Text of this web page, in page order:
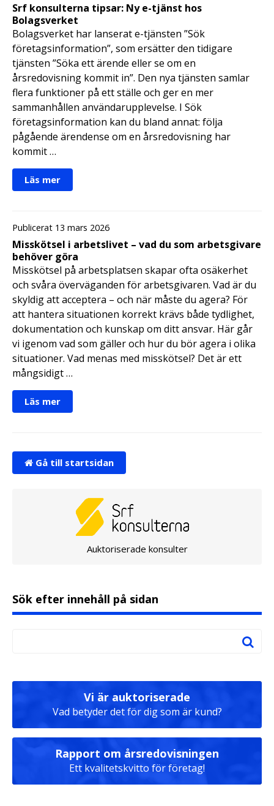
Srf konsulterna tipsar: Ny e-tjänst hos
Bolagsverket
Bolagsverket har lanserat e-tjänsten ”Sök
företagsinformation”, som ersätter den tidigare
tjänsten ”Söka ett ärende eller se om en
årsredovisning kommit in”. Den nya tjänsten samlar
flera funktioner på ett ställe och ger en mer
sammanhållen användarupplevelse. I Sök
företagsinformation kan du bland annat: följa
pågående ärendense om en årsredovisning har
kommit …
Läs mer
Publicerat 13 mars 2026
Misskötsel i arbetslivet – vad du som arbetsgivare
behöver göra
Misskötsel på arbetsplatsen skapar ofta osäkerhet
och svåra överväganden för arbetsgivaren. Vad är du
skyldig att acceptera – och när måste du agera? För
att hantera situationen korrekt krävs både tydlighet,
dokumentation och kunskap om ditt ansvar. Här går
vi igenom vad som gäller och hur du bör agera i olika
situationer. Vad menas med misskötsel? Det är ett
mångsidigt …
Läs mer
Gå till startsidan
Auktoriserade konsulter
Sök efter innehåll på sidan
Vi är auktoriserade
Vad betyder det för dig som är kund?
Rapport om årsredovisningen
Ett kvalitetskvitto för företag!